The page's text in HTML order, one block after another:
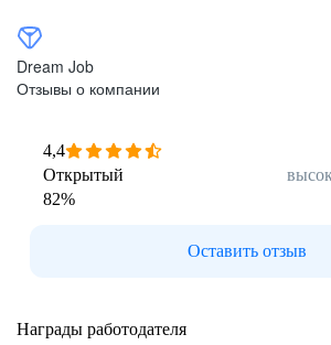
Dream Job
Отзывы о компании
4,4
Открытый
82%
Оставить отзыв
Награды работодателя